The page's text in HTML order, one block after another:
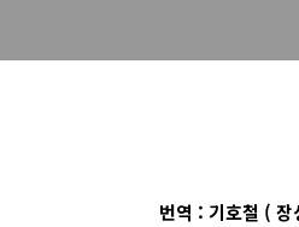
번역 : 기호철 ( 장